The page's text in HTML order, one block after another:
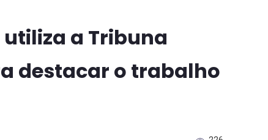
a Tribuna
destacar o trabalho